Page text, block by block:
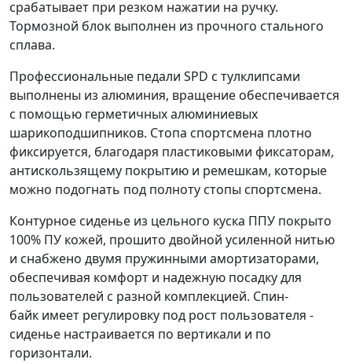
срабатывает при резком нажатии на ручку.
Тормозной блок выполнен из прочного стального
сплава.
Профессиональные педали SPD с тулклипсами
выполнены из алюминия, вращение обеспечивается
с помощью герметичных алюминиевых
шарикоподшипников. Стопа спортсмена плотно
фиксируется, благодаря пластиковыми фиксаторам,
антискользящему покрытию и ремешкам, которые
можно подогнать под полноту стопы спортсмена.
Контурное сиденье из цельного куска ППУ покрыто
100% ПУ кожей, прошито двойной усиленной нитью
и снабжено двумя пружинными амортизаторами,
обеспечивая комфорт и надежную посадку для
пользователей с разной комплекцией. Спин-
байк имеет регулировку под рост пользователя -
сиденье настраивается по вертикали и по
горизонтали.